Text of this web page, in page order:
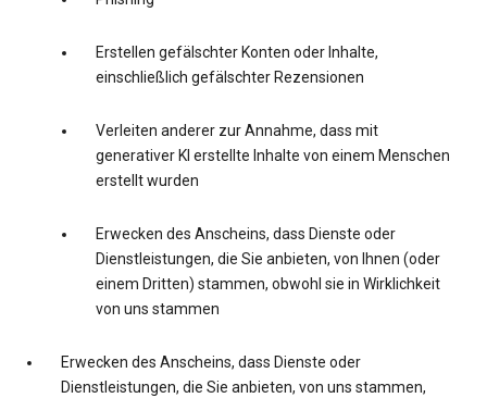
Erstellen gefälschter Konten oder Inhalte,
einschließlich gefälschter Rezensionen
Verleiten anderer zur Annahme, dass mit
generativer KI erstellte Inhalte von einem Menschen
erstellt wurden
Erwecken des Anscheins, dass Dienste oder
Dienstleistungen, die Sie anbieten, von Ihnen (oder
einem Dritten) stammen, obwohl sie in Wirklichkeit
von uns stammen
Erwecken des Anscheins, dass Dienste oder
Dienstleistungen, die Sie anbieten, von uns stammen,